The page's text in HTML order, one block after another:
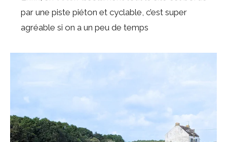
par une piste piéton et cyclable, c’est super
agréable si on a un peu de temps